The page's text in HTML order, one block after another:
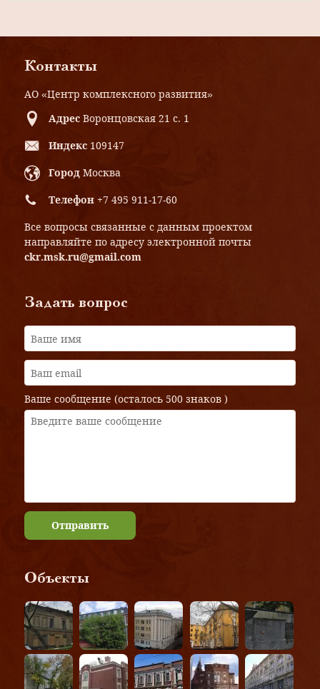
Контакты
АО «Центр комплексного развития»
Адрес Воронцовская 21 с. 1
Индекс 109147
Город Москва
Телефон +7 495 911-17-60
Все вопросы связанные с данным проектом
направляйте по адресу электронной почты
ckr.msk.ru@gmail.com
Задать вопрос
Ваше сообщение (осталось 500 знаков )
Отправить
Объекты